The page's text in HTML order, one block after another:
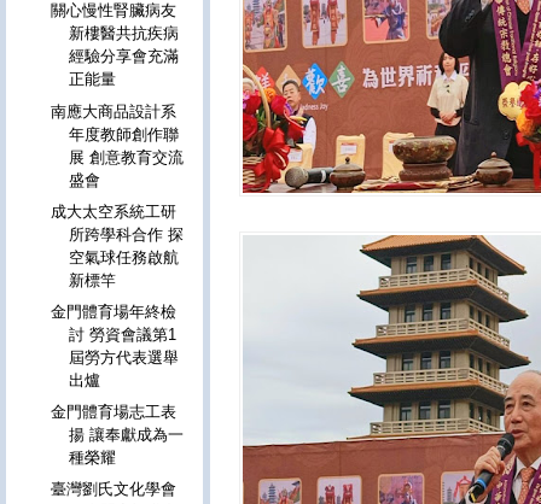
關心慢性腎臟病友
新樓醫共抗疾病
經驗分享會充滿
正能量
南應大商品設計系
年度教師創作聯
展 創意教育交流
盛會
成大太空系統工研
所跨學科合作 探
空氣球任務啟航
新標竿
金門體育場年終檢
討 勞資會議第1
屆勞方代表選舉
出爐
金門體育場志工表
揚 讓奉獻成為一
種榮耀
臺灣劉氏文化學會